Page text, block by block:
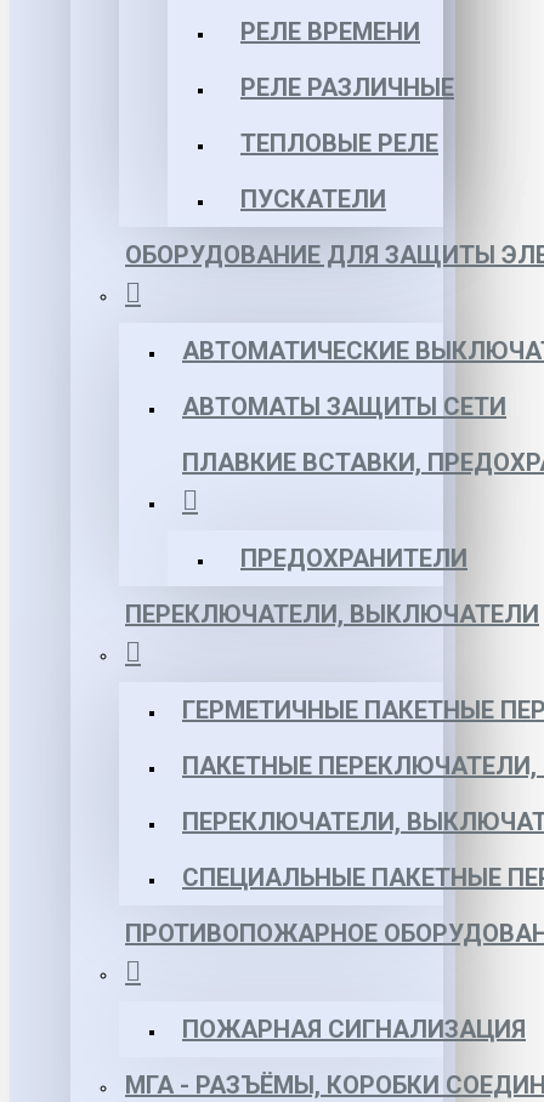
РЕЛЕ ВРЕМЕНИ
РЕЛЕ РАЗЛИЧНЫЕ
ТЕПЛОВЫЕ РЕЛЕ
ПУСКАТЕЛИ
ОБОРУДОВАНИЕ ДЛЯ ЗАЩИТЫ
АВТОМАТИЧЕСКИЕ
АВТОМАТЫ ЗАЩИТЫ СЕТИ
ПЛАВКИЕ ВСТАВКИ,
ПРЕДОХРАНИТЕЛИ
ПЕРЕКЛЮЧАТЕЛИ, ВЫКЛЮЧАТЕЛИ
ГЕРМЕТИЧНЫЕ ПАКЕТНЫЕ
ПАКЕТНЫЕ
ПЕРЕКЛЮЧАТЕЛИ,
СПЕЦИАЛЬНЫЕ ПАКЕТНЫЕ
ПРОТИВОПОЖАРНОЕ
ПОЖАРНАЯ СИГНАЛИЗАЦИЯ
МГА - РАЗЪЁМЫ, КОРОБКИ